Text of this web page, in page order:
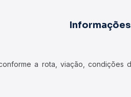
a rota, viação, condições